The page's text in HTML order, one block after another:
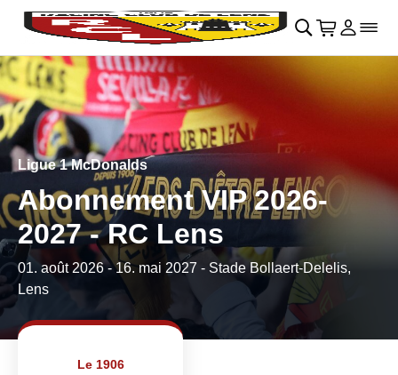
Retour au menu principal􀄫
􀊫 Cart
􀍩 Se
􀉩􀌇
Ligue 1 McDonalds
Abonnement VIP 2026-
2027 - RC Lens
01. août 2026 - 16. mai 2027 - Stade Bollaert-Delelis,
Lens
Le 1906